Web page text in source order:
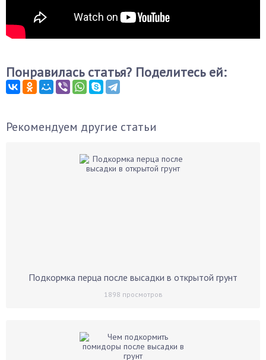
Понравилась статья? Поделитесь ей:
Рекомендуем другие статьи
Подкормка перца после высадки в открытой грунт
1898 просмотров